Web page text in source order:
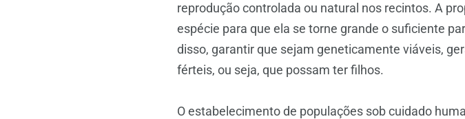
reprodução controlada ou natural nos recintos. A
espécie para que ela se torne grande o suficiente
disso, garantir que sejam geneticamente viáveis,
férteis, ou seja, que possam ter filhos.
O estabelecimento de populações sob cuidado